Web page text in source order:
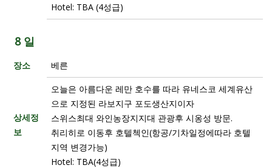
Hotel: TBA (4성급)
8 일
장소 베른
상세정
보
오늘은 아름다운 레만 호수를 따라 유네스코 세계유산
으로 지정된 라보지구 포도생산지이자
스위스최대 와인농장지지대 관광후 시옹성 방문.
취리히로 이동후 호텔첵인(항공/기차일정에따라 호텔
지역 변경가능)
Hotel: TBA(4성급)